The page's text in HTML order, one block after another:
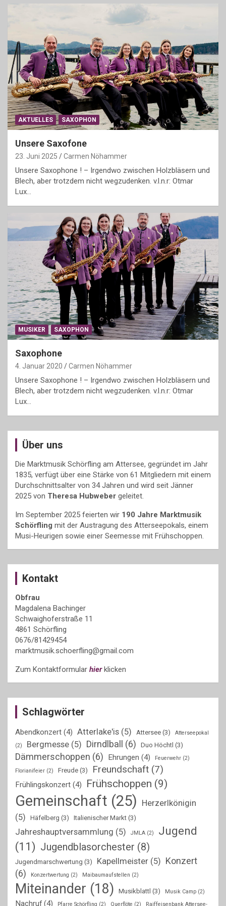
AKTUELLES SAXOPHON
Unsere Saxofone
23. Juni 2025 Carmen Nöhammer
Unsere Saxophone ! – Irgendwo zwischen Holzbläsern und
Blech, aber trotzdem nicht wegzudenken. v.l.n.r: Otmar
Lux…
MUSIKER SAXOPHON
Saxophone
4. Januar 2020 Carmen Nöhammer
Unsere Saxophone ! – Irgendwo zwischen Holzbläsern und
Blech, aber trotzdem nicht wegzudenken. v.l.n.r: Otmar
Lux…
Über uns
Die Marktmusik Schörfling am Attersee, gegründet im Jahr
1835, verfügt über eine Stärke von 61 Mitgliedern mit einem
Durchschnittsalter von 34 Jahren und wird seit Jänner
2025 von Theresa Hubweber geleitet.
Im September 2025 feierten wir 190 Jahre Marktmusik
Schörfling mit der Austragung des Atterseepokals, einem
Musi-Heurigen sowie einer Seemesse mit Frühschoppen.
Kontakt
Obfrau
Magdalena Bachinger
Schwaighoferstraße 11
4861 Schörfling
0676/81429454
marktmusik.schoerfling@gmail.com
Zum Kontaktformular hierklicken
Schlagwörter
Abendkonzert (4) Atterlake'is (5) Attersee (3)
Atterseepokal
(2)
Bergmesse (5) Dirndlball (6) Duo Höchtl (3)
Dämmerschoppen (6) Ehrungen (4) Feuerwehr (2)
Florianifeier (2) Freude (3) Freundschaft (7)
Frühlingskonzert (4) Frühschoppen (9)
Gemeinschaft (25)
Herzerlkönigin
(5)
Häfelberg (3) Italienischer Markt (3)
Jahreshauptversammlung (5) JMLA (2)
Jugend
(11) Jugendblasorchester (8)
Jugendmarschwertung (3) Kapellmeister (5) Konzert
(6)
Konzertwertung (2) Maibaumaufstellen (2)
Miteinander (18) Musikblattl (3) Musik Camp (2)
Nachruf(4) Pfarre Schörfling (2) Querflöte (2) Raiffeisenbank Attersee-